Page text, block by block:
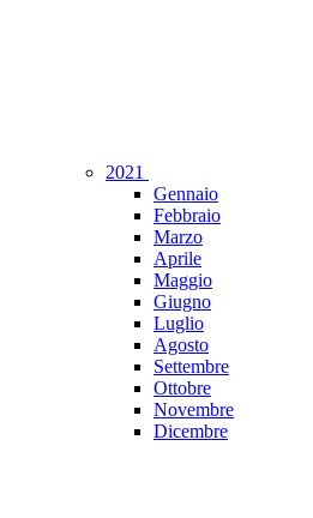
2021
Gennaio
Febbraio
Marzo
Aprile
Maggio
Giugno
Luglio
Agosto
Settembre
Ottobre
Novembre
Dicembre